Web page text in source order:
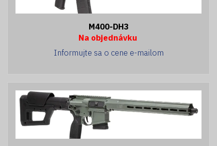
M400-DH3
Na objednávku
Informujte sa o cene e-mailom